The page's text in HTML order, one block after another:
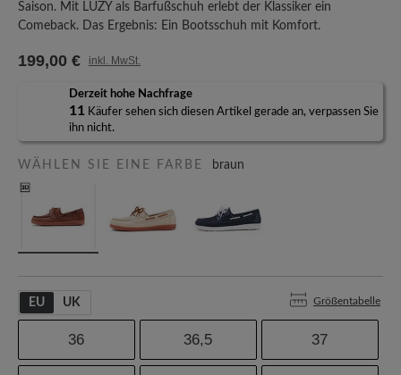
Saison. Mit LUZY als Barfußschuh erlebt der Klassiker ein
Comeback. Das Ergebnis: Ein Bootsschuh mit Komfort.
199,00 € inkl. MwSt.
Derzeit hohe Nachfrage
11 Käufer sehen sich diesen Artikel gerade an, verpassen Sie
ihn nicht.
WÄHLEN SIE EINE FARBE braun
EU UK Größentabelle
36 36,5 37